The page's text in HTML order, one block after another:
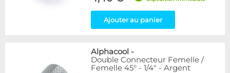
Ajouter au panier
Alphacool -
Double Connecteur Femelle /
Femelle 45° - 1/4" - Argent